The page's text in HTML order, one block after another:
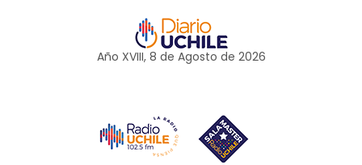
Año XVIII, 8 de Agosto de 2026